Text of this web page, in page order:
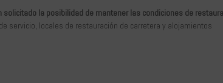
solicitado la posibilidad de mantener las condiciones de
servicio, locales de restauración de carretera y alojamientos